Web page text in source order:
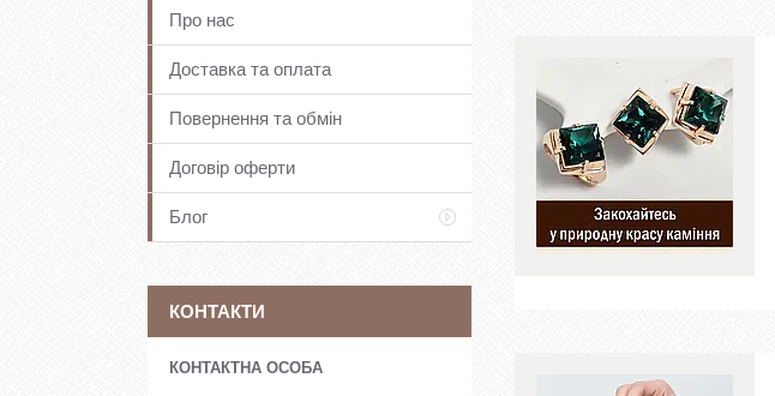
Про нас
Доставка та оплата
Повернення та обмін
Договір оферти
Блог
КОНТАКТИ